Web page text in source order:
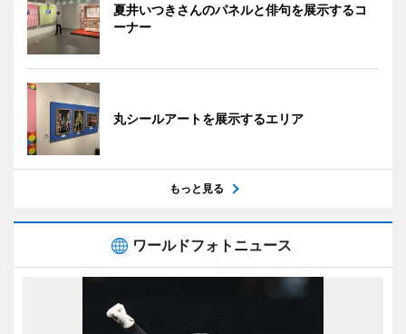
夏井いつきさんのパネルと俳句を展示するコ
ーナー
丸シールアートを展示するエリア
もっと見る
ワールドフォトニュース